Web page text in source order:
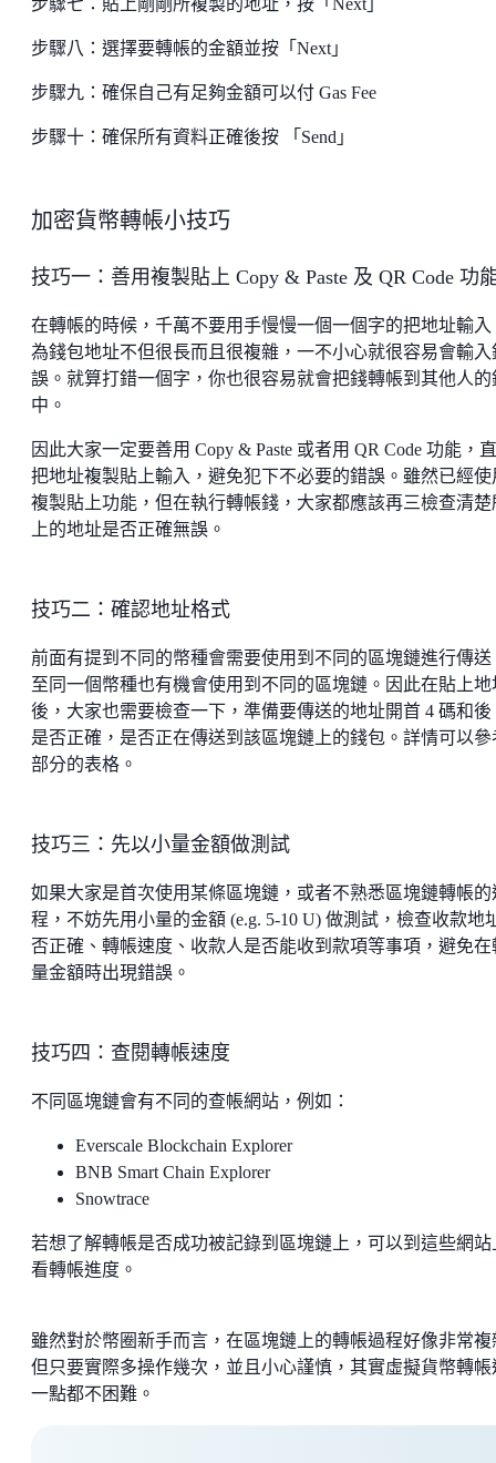
步驟七：貼上剛剛所複製的地址，按「Next」
步驟八：選擇要轉帳的金額並按「Next」
步驟九：確保自己有足夠金額可以付 Gas Fee
步驟十：確保所有資料正確後按 「Send」
加密貨幣轉帳小技巧
技巧一：善用複製貼上 Copy & Paste 及 QR Code 功
在轉帳的時候，千萬不要用手慢慢一個一個字的把地址輸入
為錢包地址不但很長而且很複雜，一不小心就很容易會輸入
誤。就算打錯一個字，你也很容易就會把錢轉帳到其他人的
中。
因此大家一定要善用 Copy & Paste 或者用 QR Code 功能，
把地址複製貼上輸入，避免犯下不必要的錯誤。雖然已經使
複製貼上功能，但在執行轉帳錢，大家都應該再三檢查清楚
上的地址是否正確無誤。
技巧二：確認地址格式
前面有提到不同的幣種會需要使用到不同的區塊鏈進行傳送
至同一個幣種也有機會使用到不同的區塊鏈。因此在貼上地
後，大家也需要檢查一下，準備要傳送的地址開首 4 碼和後
是否正確，是否正在傳送到該區塊鏈上的錢包。詳情可以參
部分的表格。
技巧三：先以小量金額做測試
如果大家是首次使用某條區塊鏈，或者不熟悉區塊鏈轉帳的
程，不妨先用小量的金額 (e.g. 5-10 U) 做測試，檢查收款地
否正確、轉帳速度、收款人是否能收到款項等事項，避免在
量金額時出現錯誤。
技巧四：查閱轉帳速度
不同區塊鏈會有不同的查帳網站，例如：
Everscale Blockchain Explorer
BNB Smart Chain Explorer
Snowtrace
若想了解轉帳是否成功被記錄到區塊鏈上，可以到這些網站
看轉帳進度。
雖然對於幣圈新手而言，在區塊鏈上的轉帳過程好像非常複
但只要實際多操作幾次，並且小心謹慎，其實虛擬貨幣轉帳
一點都不困難。